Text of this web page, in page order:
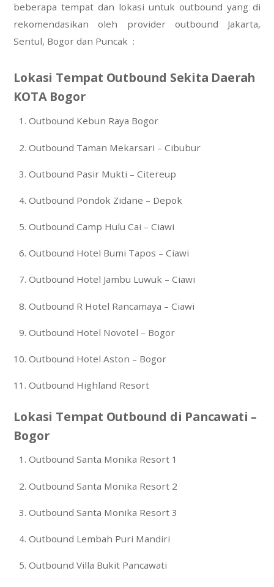
beberapa tempat dan lokasi untuk outbound yang di
rekomendasikan oleh provider outbound Jakarta,
Sentul, Bogor dan Puncak :
Lokasi Tempat Outbound Sekita Daerah
KOTA Bogor
Outbound Kebun Raya Bogor
Outbound Taman Mekarsari – Cibubur
Outbound Pasir Mukti – Citereup
Outbound Pondok Zidane – Depok
Outbound Camp Hulu Cai – Ciawi
Outbound Hotel Bumi Tapos – Ciawi
Outbound Hotel Jambu Luwuk – Ciawi
Outbound R Hotel Rancamaya – Ciawi
Outbound Hotel Novotel – Bogor
Outbound Hotel Aston – Bogor
Outbound Highland Resort
Lokasi Tempat Outbound di Pancawati –
Bogor
Outbound Santa Monika Resort 1
Outbound Santa Monika Resort 2
Outbound Santa Monika Resort 3
Outbound Lembah Puri Mandiri
Outbound Villa Bukit Pancawati